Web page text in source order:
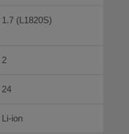
1.7 (L1820S)
2
24
Li-ion